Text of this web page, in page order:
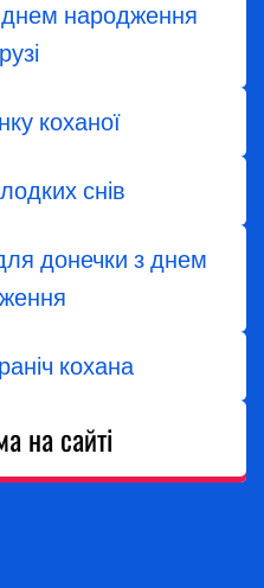
днем народження
коханої
снів
донечки з днем
кохана
на сайті